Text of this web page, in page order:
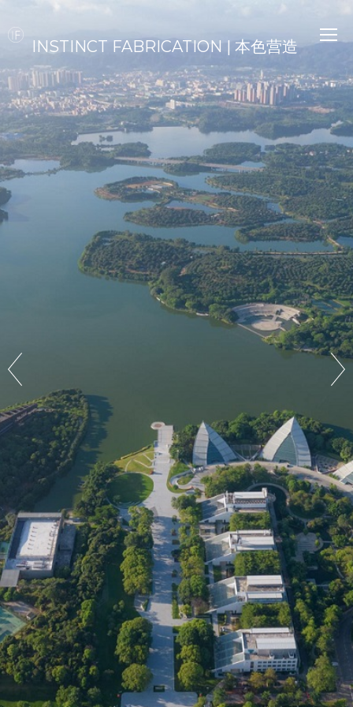
INSTINCT FABRICATION | 本色营造